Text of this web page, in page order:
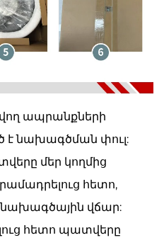
ապրանքների
նախագծման փուլ:
մեր կողմից
հետո,
նախագծային վճար:
հետո պատվերը